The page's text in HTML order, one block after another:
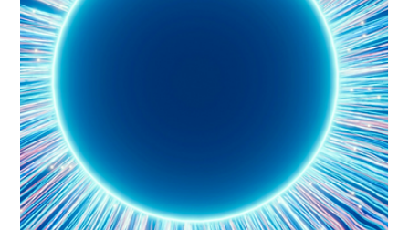
En Suisse, la durabilité influence fortement l’intention
d’achat, notamment chez les jeunes actifs urbains.
Performance énergétique, baisse des charges, qualité
de vie et responsabilité environnementale constituent
aujourd’hui de véritables critères de décision. Un
positionnement clair sur ces éléments peut donc
renforcer l’attractivité d’un projet immobilier. Mais le
marché suisse se distingue par son exigence :
transparence, précision et preuves concrètes sont
attendues. La